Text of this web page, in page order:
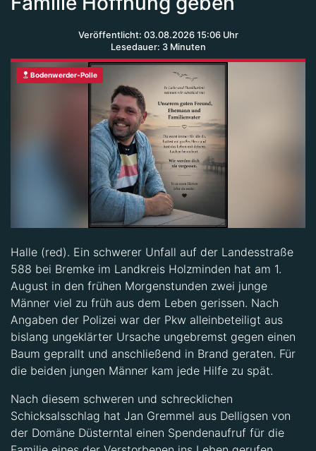
Veröffentlicht: 03.08.2026 15:06 Uhr
Lesedauer: 3 Minuten
Bodenwerder-Polle
Halle (red). Ein schwerer Unfall auf der Landesstraße
588 bei Bremke im Landkreis Holzminden hat am 1.
August in den frühen Morgenstunden zwei junge
Männer viel zu früh aus dem Leben gerissen. Nach
Angaben der Polizei war der Pkw alleinbeteiligt aus
bislang ungeklärter Ursache ungebremst gegen einen
Baum geprallt und anschließend in Brand geraten. Für
die beiden jungen Männer kam jede Hilfe zu spät.
Nach diesem schweren und schrecklichen
Schicksalsschlag hat Jan Gremmel aus Delligsen von
der Domäne Düsterntal einen Spendenaufruf für die